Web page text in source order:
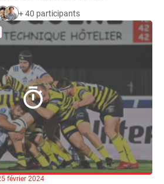
+ 40 participants
février 2024